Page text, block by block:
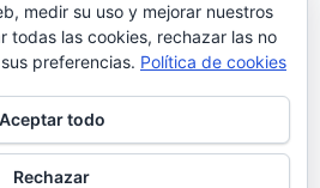
BYD SEAL U DM-i
medir su uso y mejorar nuestros
todas las cookies, rechazar las no
preferencias. Política de cookies
Aceptar todo
Rechazar